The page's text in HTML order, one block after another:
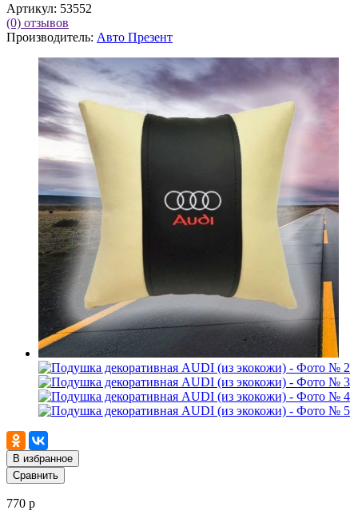
Артикул: 53552
(0) отзывов
Производитель: Авто Презент
В избранное
Сравнить
770 р